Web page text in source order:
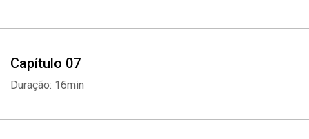
Capítulo 07
Duração: 16min